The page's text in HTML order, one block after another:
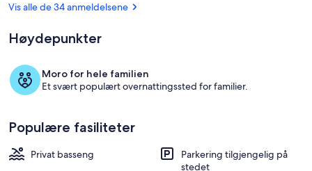
Vis alle de 34 anmeldelsene
Høydepunkter
Moro for hele familien
Et svært populært overnattingssted for familier.
Populære fasiliteter
Privat basseng
Parkering tilgjengelig på
stedet